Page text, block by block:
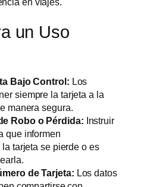
un Uso
Bajo Control: Los
siempre la tarjeta a la
manera segura.
Robo o Pérdida: Instruir
que informen
tarjeta se pierde o es
de Tarjeta: Los datos